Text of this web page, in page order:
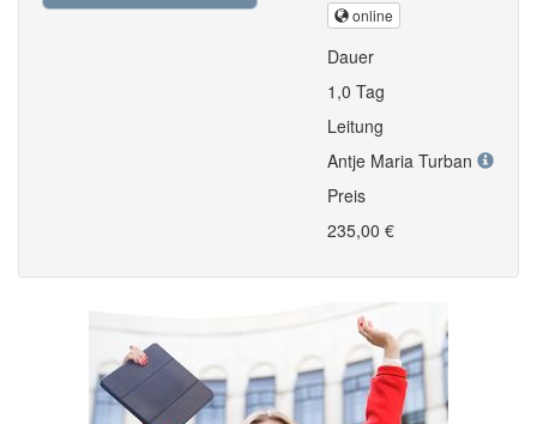
online
Dauer
1,0 Tag
Leitung
Antje Maria Turban
Preis
235,00 €